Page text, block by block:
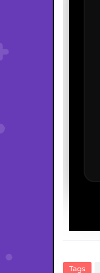
Tags